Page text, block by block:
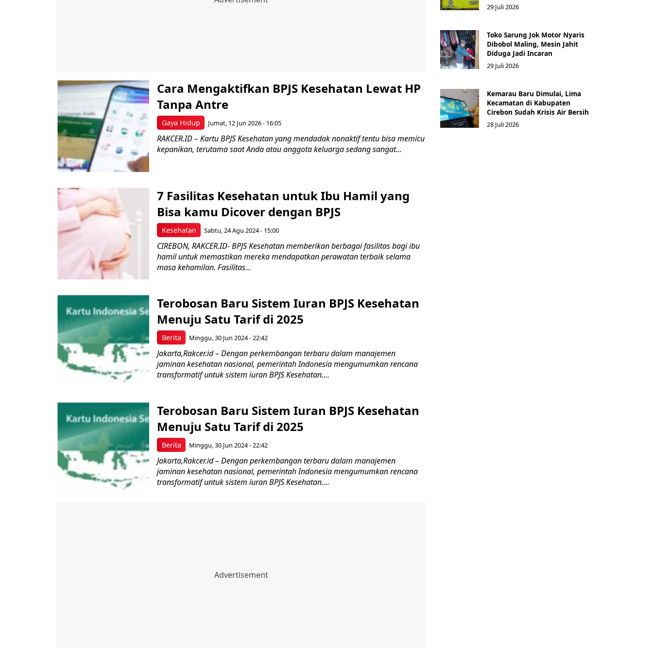
Gaya Hidup
Cara Mengaktifkan BPJS Kesehatan Lewat HP
Tanpa Antre
Jumat, 12 Jun 2026 - 16:05
RAKCER.ID – Kartu BPJS Kesehatan yang mendadak nonaktif tentu bisa memicu
kepanikan, terutama saat Anda atau anggota keluarga sedang sangat...
Kesehatan
7 Fasilitas Kesehatan untuk Ibu Hamil yang
Bisa kamu Dicover dengan BPJS
Sabtu, 24 Agu 2024 - 15:00
CIREBON, RAKCER.ID- BPJS Kesehatan memberikan berbagai fasilitas bagi ibu
hamil untuk memastikan mereka mendapatkan perawatan terbaik selama
masa kehamilan. Fasilitas...
Berita
Terobosan Baru Sistem Iuran BPJS Kesehatan
Menuju Satu Tarif di 2025
Minggu, 30 Jun 2024 - 22:42
Jakarta,Rakcer.id – Dengan perkembangan terbaru dalam manajemen
jaminan kesehatan nasional, pemerintah Indonesia mengumumkan rencana
transformatif untuk sistem iuran BPJS Kesehatan....
Berita
Terobosan Baru Sistem Iuran BPJS Kesehatan
Menuju Satu Tarif di 2025
Minggu, 30 Jun 2024 - 22:42
Jakarta,Rakcer.id – Dengan perkembangan terbaru dalam manajemen
jaminan kesehatan nasional, pemerintah Indonesia mengumumkan rencana
transformatif untuk sistem iuran BPJS Kesehatan....
29 Juli 2026
Toko Sarung Jok Motor Nyaris
Dibobol Maling, Mesin Jahit
Diduga Jadi Incaran
29 Juli 2026
Kemarau Baru Dimulai, Lima
Kecamatan di Kabupaten
Cirebon Sudah Krisis Air Bersih
28 Juli 2026